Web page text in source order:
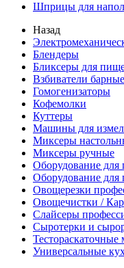
Шприцы для
Назад
Блендеры
Бликсеры для
Взбиватели барные
Гомогенизаторы
Кофемолки
Куттеры
Машины для
Миксеры
Миксеры ручные
Оборудование для
Оборудование для
Овощерезки
Овощечистки /
Слайсеры
Сыротерки и
Универсальные